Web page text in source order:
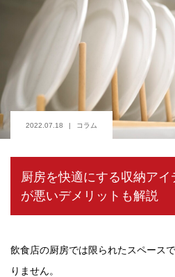
2022.07.18 コラム
厨房を快適にする収納ア
が悪いデメリットも解説
飲食店の厨房では限られたスペース
りません。